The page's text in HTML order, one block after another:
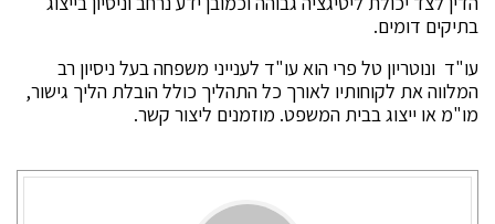
בתיקים דומים.
עו"ד ונוטריון טל פרי הוא עו"ד לענייני משפחה בעל ניסיון רב
המלווה את לקוחותיו לאורך כל התהליך כולל הובלת הליך גישור,
מו"מ או ייצוג בבית המשפט. מוזמנים ליצור קשר.